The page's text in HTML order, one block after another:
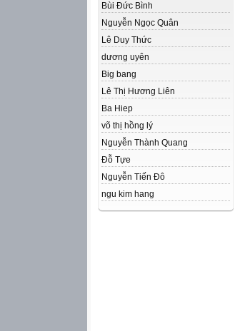
Bùi Đức Bình
Nguyễn Ngọc Quân
Lê Duy Thức
dương uyên
Big bang
Lê Thị Hương Liên
Ba Hiep
võ thị hồng lý
Nguyễn Thành Quang
Đỗ Tựe
Nguyễn Tiến Đô
ngu kim hang